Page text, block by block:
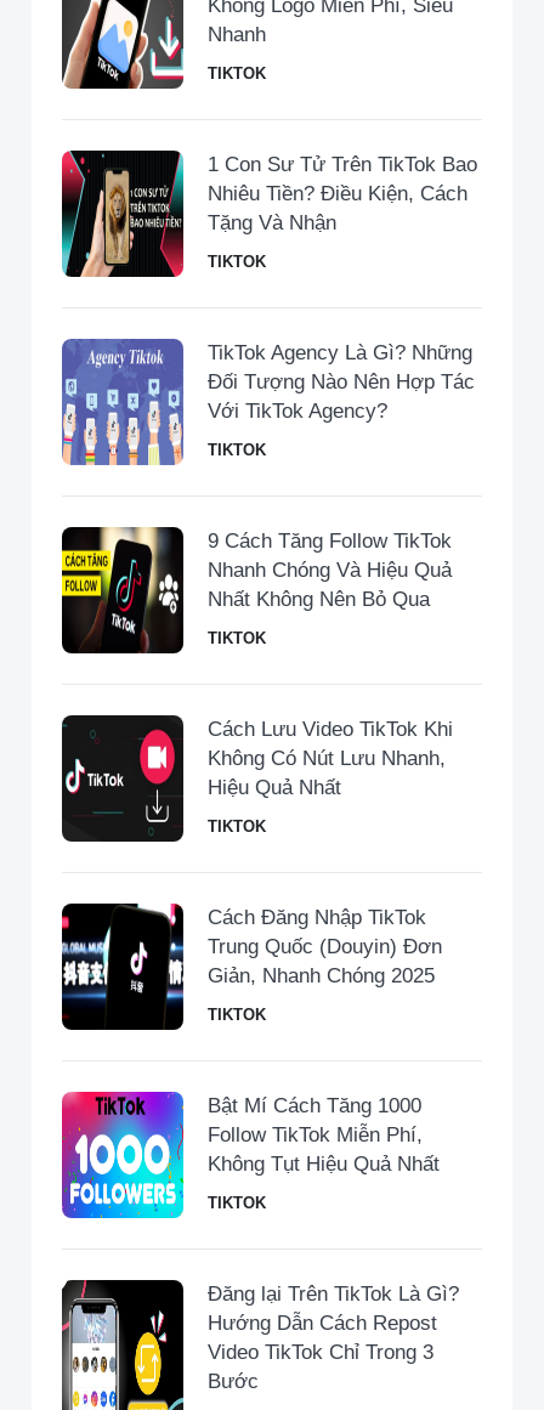
Không Logo Miễn Phí, Siêu
Nhanh
TIKTOK
1 Con Sư Tử Trên TikTok Bao
Nhiêu Tiền​? Điều Kiện, Cách
Tặng Và Nhận
TIKTOK
TikTok Agency Là Gì? Những
Đối Tượng Nào Nên Hợp Tác
Với TikTok Agency?
TIKTOK
9 Cách Tăng Follow TikTok
Nhanh Chóng Và Hiệu Quả
Nhất Không Nên Bỏ Qua
TIKTOK
Cách Lưu Video TikTok Khi
Không Có Nút Lưu Nhanh,
Hiệu Quả Nhất
TIKTOK
Cách Đăng Nhập TikTok
Trung Quốc (Douyin) Đơn
Giản, Nhanh Chóng 2025
TIKTOK
Bật Mí Cách Tăng 1000
Follow TikTok Miễn Phí,
Không Tụt Hiệu Quả Nhất
TIKTOK
Đăng lại Trên TikTok Là Gì?
Hướng Dẫn Cách Repost
Video TikTok Chỉ Trong 3
Bước